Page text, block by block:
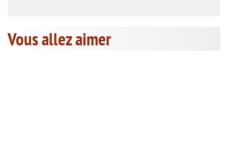
Vous allez aimer